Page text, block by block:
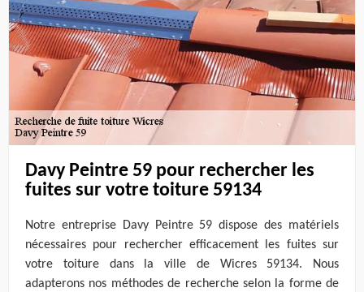
Davy Peintre 59 pour rechercher les
fuites sur votre toiture 59134
Notre entreprise Davy Peintre 59 dispose des matériels
nécessaires pour rechercher efficacement les fuites sur
votre toiture dans la ville de Wicres 59134. Nous
adapterons nos méthodes de recherche selon la forme de